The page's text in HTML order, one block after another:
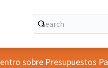
sobre Presupuestos